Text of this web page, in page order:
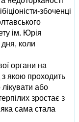
збоченці
ім. Юрія
коли
органи на
з якою проходить
або
зростає з
сама стала